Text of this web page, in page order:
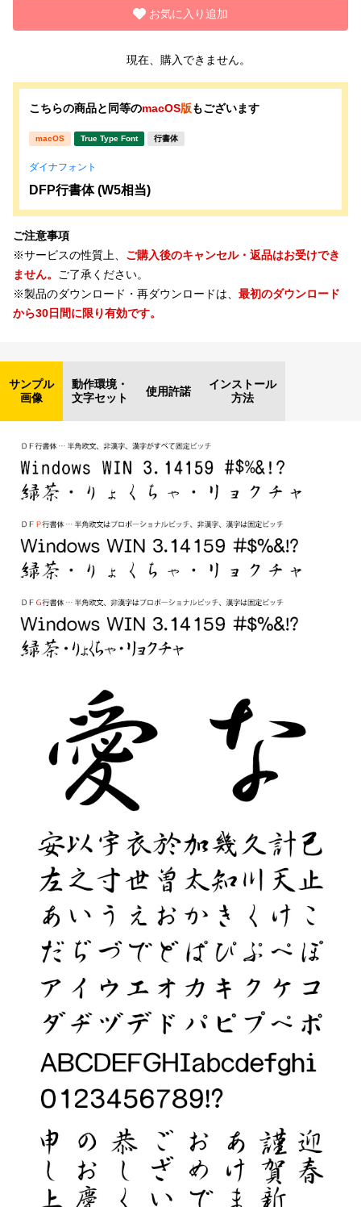
お気に入り追加
現在、購入できません。
こちらの商品と同等のmacOS版もございます
macOS True Type Font 行書体
ダイナフォント
DFP行書体 (W5相当)
ご注意事項
※サービスの性質上、 ご購入後のキャンセル・返品はお受けでき
ません。 ご了承ください。
※製品のダウンロード・再ダウンロードは、 最初のダウンロード
から30日間に限り有効です。
サンプル
画像
動作環境・
文字セット
使用許諾
インストール
方法